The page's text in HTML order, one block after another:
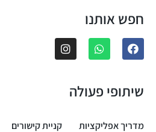
חפש אותנו
שיתופי פעולה
מדריך אפליקציות קניית קישורים